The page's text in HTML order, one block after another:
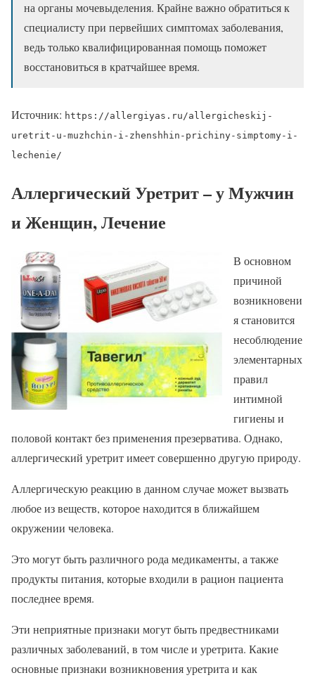
на органы мочевыделения. Крайне важно обратиться к
специалисту при первейших симптомах заболевания,
ведь только квалифицированная помощь поможет
восстановиться в кратчайшее время.
Источник: https://allergiyas.ru/allergicheskij-
uretrit-u-muzhchin-i-zhenshhin-prichiny-simptomy-i-
lechenie/
Аллергический Уретрит – у Мужчин
и Женщин, Лечение
В основном
причиной
возникновени
я становится
несоблюдение
элементарных
правил
интимной
гигиены и
половой контакт без применения презерватива. Однако,
аллергический уретрит имеет совершенно другую природу.
Аллергическую реакцию в данном случае может вызвать
любое из веществ, которое находится в ближайшем
окружении человека.
Это могут быть различного рода медикаменты, а также
продукты питания, которые входили в рацион пациента
последнее время.
Эти неприятные признаки могут быть предвестниками
различных заболеваний, в том числе и уретрита. Какие
основные признаки возникновения уретрита и как